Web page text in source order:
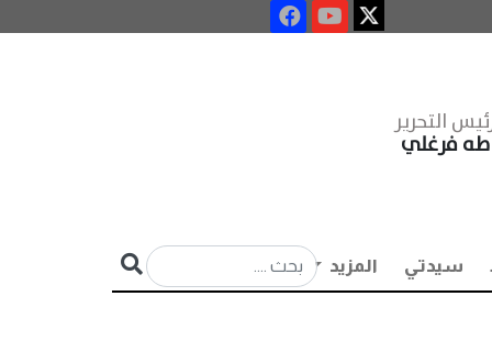
التحرير
طه فرغلي
سيدتي المزيد